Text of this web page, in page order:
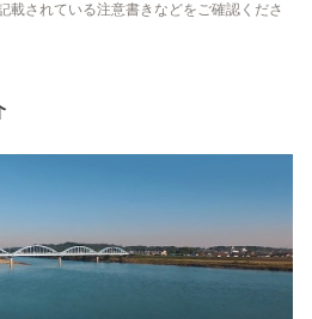
載されている注意書きなどをご確認くださ